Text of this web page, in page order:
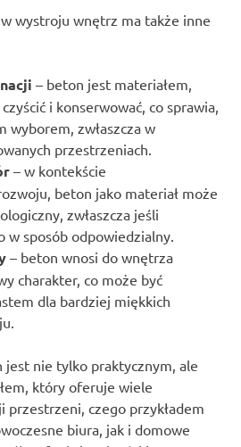
wystroju wnętrz ma także inne
– beton jest materiałem,
i konserwować, co sprawia,
wyborem, zwłaszcza w
przestrzeniach.
– w kontekście
beton jako materiał może
zwłaszcza jeśli
w sposób odpowiedzialny.
– beton wnosi do wnętrza
charakter, co może być
dla bardziej miękkich
jest nie tylko praktycznym, ale
który oferuje wiele
przestrzeni, czego przykładem
biura, jak i domowe